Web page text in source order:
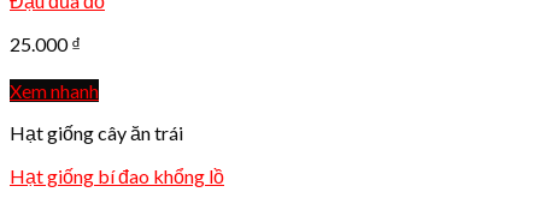
25.000₫
Xem nhanh
Hạt giống cây ăn trái
Hạt giống bí đao khổng lồ